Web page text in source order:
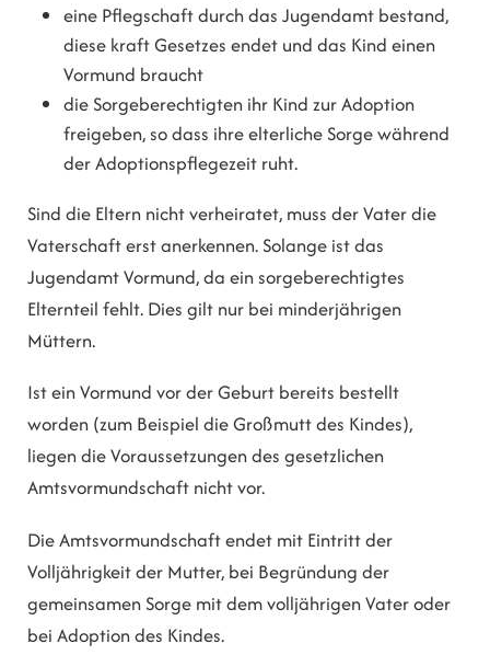
eine Pflegschaft durch das Jugendamt bestand,
diese kraft Gesetzes endet und das Kind einen
Vormund braucht
die Sorgeberechtigten ihr Kind zur Adoption
freigeben, so dass ihre elterliche Sorge während
der Adoptionspflegezeit ruht.
Sind die Eltern nicht verheiratet, muss der Vater die
Vaterschaft erst anerkennen. Solange ist das
Jugendamt Vormund, da ein sorgeberechtigtes
Elternteil fehlt. Dies gilt nur bei minderjährigen
Müttern.
Ist ein Vormund vor der Geburt bereits bestellt
worden (zum Beispiel die Großmutt des Kindes),
liegen die Voraussetzungen des gesetzlichen
Amtsvormundschaft nicht vor.
Die Amtsvormundschaft endet mit Eintritt der
Volljährigkeit der Mutter, bei Begründung der
gemeinsamen Sorge mit dem volljährigen Vater oder
bei Adoption des Kindes.